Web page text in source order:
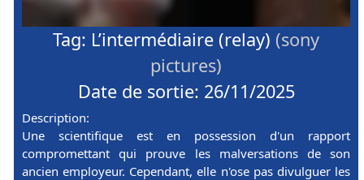
Tag: L’intermédiaire (relay) (sony
pictures)
Date de sortie: 26/11/2025
Description:
Une scientifique est en possession d'un rapport
compromettant qui prouve les malversations de son
ancien employeur. Cependant, elle n'ose pas divulguer les